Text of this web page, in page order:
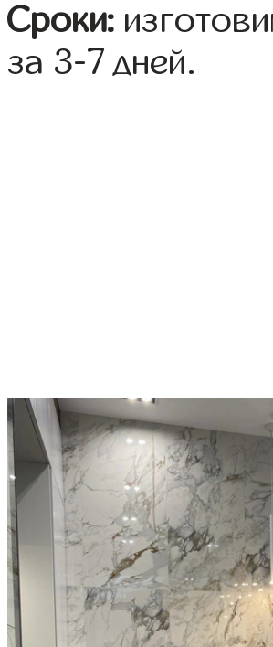
Сроки:
за 3-7 дней.